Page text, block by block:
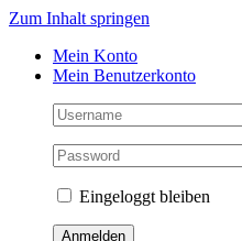
Zum Inhalt springen
Mein Konto
Mein Benutzerkonto
Eingeloggt bleiben